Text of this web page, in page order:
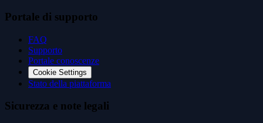
Portale di supporto
FAQ
Supporto
Portale conoscenze
Cookie Settings
Stato della piattaforma
Sicurezza e note legali